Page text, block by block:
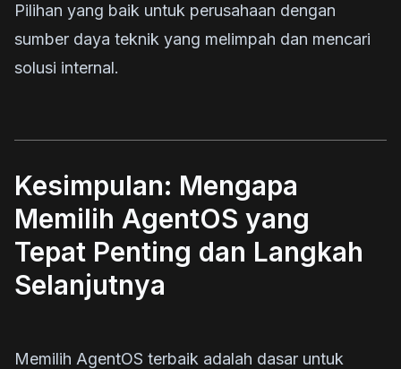
Pilihan yang baik untuk perusahaan dengan
sumber daya teknik yang melimpah dan mencari
solusi internal.
Kesimpulan: Mengapa
Memilih AgentOS yang
Tepat Penting dan Langkah
Selanjutnya
Memilih AgentOS terbaik adalah dasar untuk